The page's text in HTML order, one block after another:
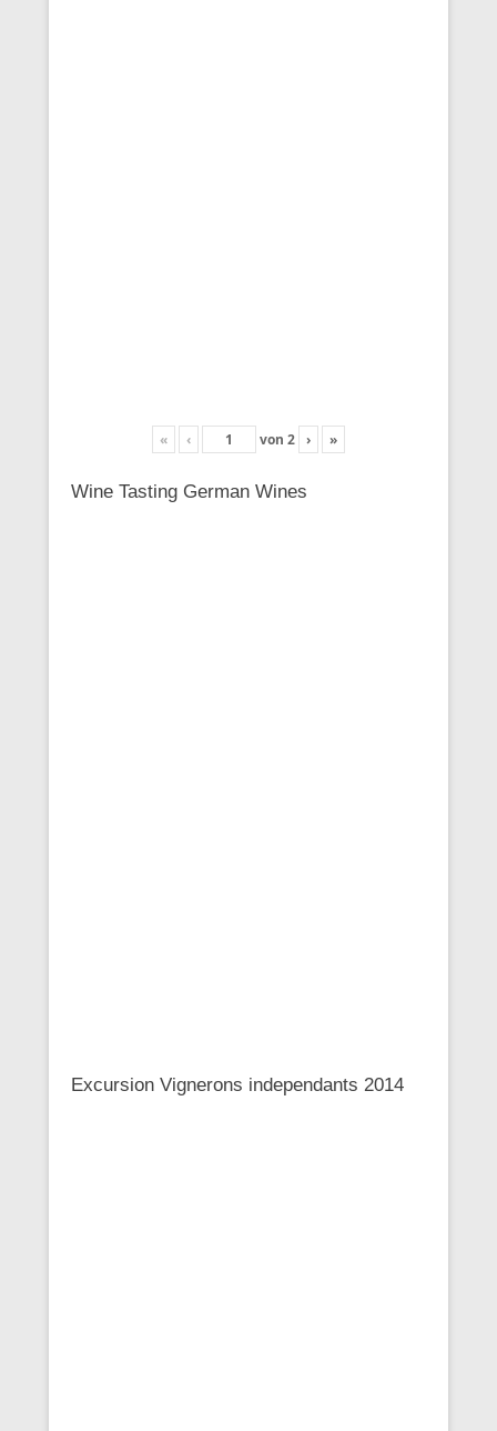
« ‹ von 2 › »
Wine Tasting German Wines
Excursion Vignerons independants 2014